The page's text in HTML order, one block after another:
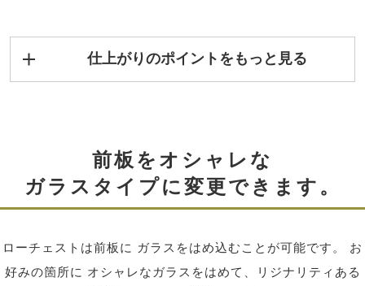
仕上がりのポイントをもっと見る
前板をオシャレな
ガラスタイプに変更できます。
ローチェストは前板に ガラスをはめ込むことが可能です。 お
好みの箇所に オシャレなガラスをはめて、リジナリティある